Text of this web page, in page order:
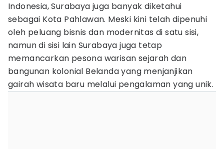
Indonesia, Surabaya juga banyak diketahui
sebagai Kota Pahlawan. Meski kini telah dipenuhi
oleh peluang bisnis dan modernitas di satu sisi,
namun di sisi lain Surabaya juga tetap
memancarkan pesona warisan sejarah dan
bangunan kolonial Belanda yang menjanjikan
gairah wisata baru melalui pengalaman yang unik.